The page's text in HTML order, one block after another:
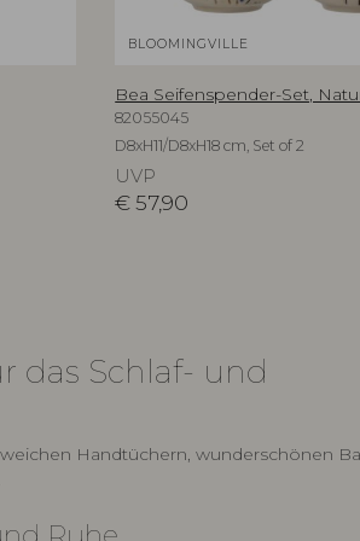
BLOOMINGVILLE
Bea Seifenspender-Set,
82055045
D8xH11/D8xH18 cm, Set of 2
UVP
€ 57,90
das Schlaf- und
Handtüchern, wunderschönen